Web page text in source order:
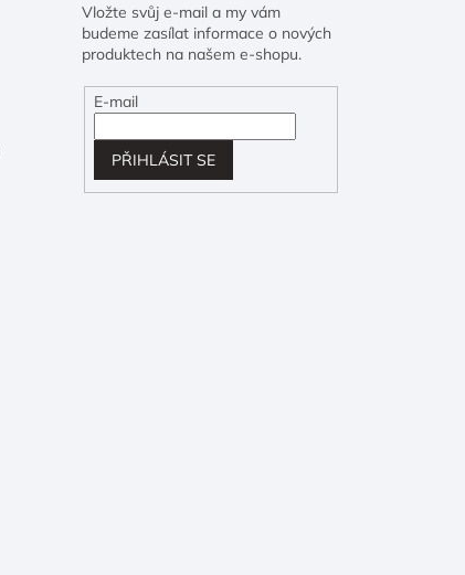
Vložte svůj e-mail a my vám
budeme zasílat informace o nových
produktech na našem e-shopu.
E-mail
PŘIHLÁSIT SE